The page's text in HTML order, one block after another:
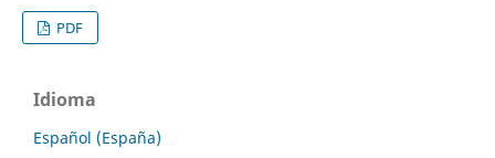
PDF
Idioma
Español (España)